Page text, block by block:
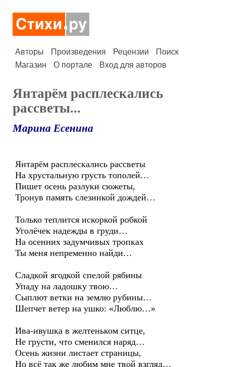
Авторы Произведения Рецензии
Поиск
Магазин
О портале Вход для авторов
Янтарём расплескались
рассветы...
Марина Есенина
Янтарём расплескались рассветы
На хрустальную грусть тополей…
Пишет осень разлуки сюжеты,
Тронув память слезинкой дождей…
Только теплится искоркой робкой
Уголёчек надежды в груди…
На осенних задумчивых тропках
Ты меня непременно найди…
Сладкой ягодкой спелой рябины
Упаду на ладошку твою…
Сыплют ветки на землю рубины…
Шепчет ветер на ушко: «Люблю…»
Ива-ивушка в желтеньком ситце,
Не грусти, что сменился наряд…
Осень жизни листает страницы,
Но всё так же любим мне твой взгляд…